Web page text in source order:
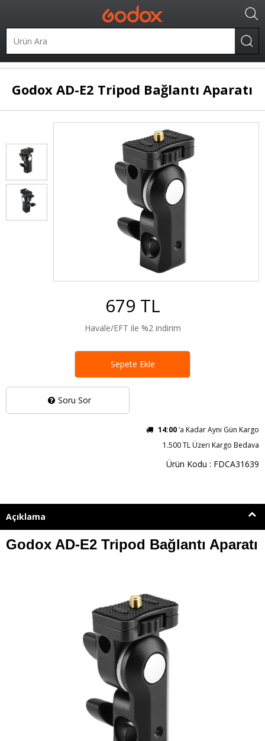
Godox AD-E2 Tripod Bağlantı Aparatı
Soru Sor
679 TL
Havale/EFT ile %2 indirim
14:00’a Kadar Aynı Gün Kargo
1.500 TL Üzeri Kargo Bedava
Ürün Kodu : FDCA31639
Sepete Ekle
Açıklama
Godox AD-E2 Tripod Bağlantı Aparatı